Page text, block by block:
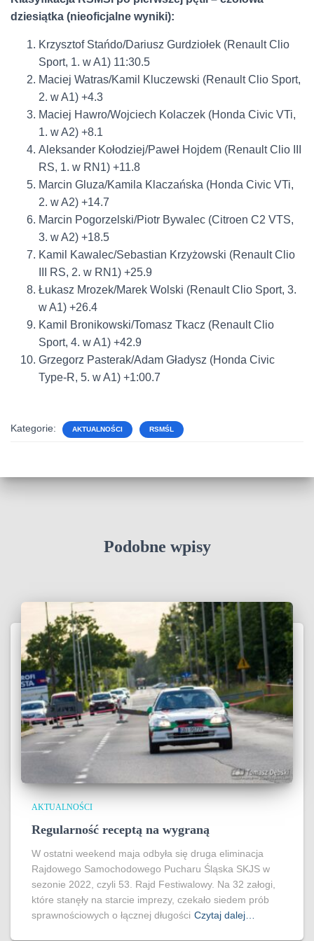
dziesiątka (nieoficjalne wyniki):
Krzysztof Stańdo/Dariusz Gurdziołek (Renault Clio
Sport, 1. w A1) 11:30.5
Maciej Watras/Kamil Kluczewski (Renault Clio Sport,
2. w A1) +4.3
Maciej Hawro/Wojciech Kolaczek (Honda Civic VTi,
1. w A2) +8.1
Aleksander Kołodziej/Paweł Hojdem (Renault Clio III
RS, 1. w RN1) +11.8
Marcin Gluza/Kamila Klaczańska (Honda Civic VTi,
2. w A2) +14.7
Marcin Pogorzelski/Piotr Bywalec (Citroen C2 VTS,
3. w A2) +18.5
Kamil Kawalec/Sebastian Krzyżowski (Renault Clio
III RS, 2. w RN1) +25.9
Łukasz Mrozek/Marek Wolski (Renault Clio Sport, 3.
w A1) +26.4
Kamil Bronikowski/Tomasz Tkacz (Renault Clio
Sport, 4. w A1) +42.9
Grzegorz Pasterak/Adam Gładysz (Honda Civic
Type-R, 5. w A1) +1:00.7
Kategorie: AKTUALNOŚCI RSMŚL
Podobne wpisy
AKTUALNOŚCI
Regularność receptą na wygraną
W ostatni weekend maja odbyła się druga eliminacja
Rajdowego Samochodowego Pucharu Śląska SKJS w
sezonie 2022, czyli 53. Rajd Festiwalowy. Na 32 załogi,
które stanęły na starcie imprezy, czekało siedem prób
sprawnościowych o łącznej długości Czytaj dalej…